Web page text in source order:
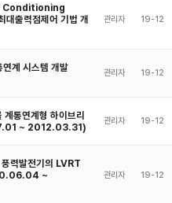
Conditioning
출력점제어 기법 개
관리자 19-12
계 시스템 개발
관리자 19-12
통연계형 하이브리
~ 2012.03.31)
관리자 19-12
력발전기의 LVRT
~
관리자 19-12